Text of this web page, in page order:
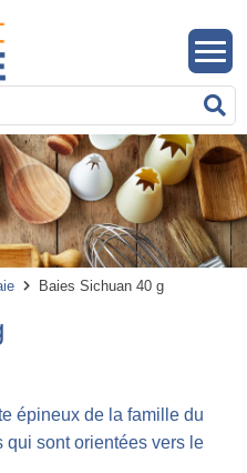
Baies Sichuan 40 g
épineux de la famille du
qui sont orientées vers le